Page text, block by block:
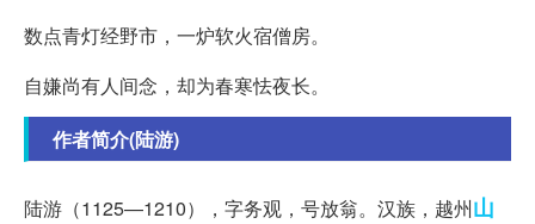
数点青灯经野市，一炉软火宿僧房。
自嫌尚有人间念，却为春寒怯夜长。
作者简介(陆游)
陆游（1125—1210），字务观，号放翁。汉族，越州山